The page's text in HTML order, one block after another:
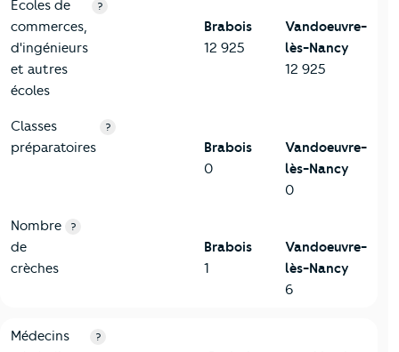
Ecoles de
commerces,
d'ingénieurs
et autres
écoles
?
Brabois
12 925
Vandoeuvre-
lès-Nancy
12 925
Classes
préparatoires
?
Brabois
0
Vandoeuvre-
lès-Nancy
0
Nombre
de
crèches
?
Brabois
1
Vandoeuvre-
lès-Nancy
6
5-Commerces
Critères Brabois
Médecins
?